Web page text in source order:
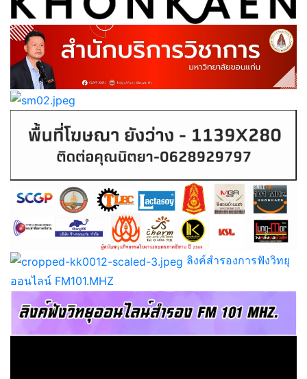
ลิงค์สำรองการฟังวิทยุ
ออนไลน์ FM101.MHZ